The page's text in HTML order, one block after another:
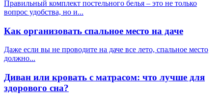
Правильный комплект постельного белья – это не только
вопрос удобства, но и...
Как организовать спальное место на даче
Даже если вы не проводите на даче все лето, спальное место
должно...
Диван или кровать с матрасом: что лучше для
здорового сна?